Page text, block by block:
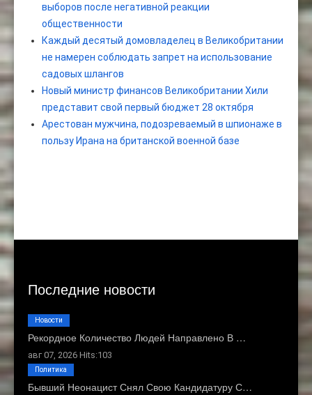
выборов после негативной реакции
общественности
Каждый десятый домовладелец в Великобритании
не намерен соблюдать запрет на использование
садовых шлангов
Новый министр финансов Великобритании Хили
представит свой первый бюджет 28 октября
Арестован мужчина, подозреваемый в шпионаже в
пользу Ирана на британской военной базе
Последние новости
Рекордное Количество Людей Направлено В …
авг 07, 2026 Hits:103
Новости
Бывший Неонацист Снял Свою Кандидатуру С…
Политика